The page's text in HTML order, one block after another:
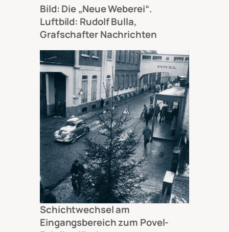
Bild: Die „Neue Weberei“.
Luftbild: Rudolf Bulla,
Grafschafter Nachrichten
Schichtwechsel am
Eingangsbereich zum Povel-